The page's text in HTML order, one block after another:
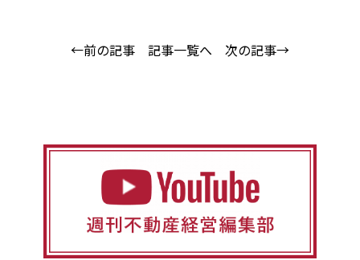
←前の記事 記事一覧へ 次の記事→